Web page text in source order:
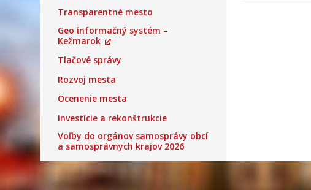
Transparentné mesto
Geo informačný systém –
Kežmarok
Tlačové správy
Rozvoj mesta
Ocenenie mesta
Investície a rekonštrukcie
Voľby do orgánov samosprávy obcí
a samosprávnych krajov 2026